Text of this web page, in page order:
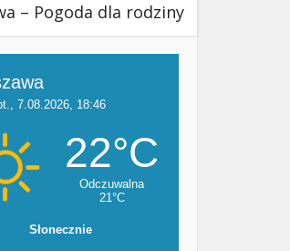
– Pogoda dla rodziny